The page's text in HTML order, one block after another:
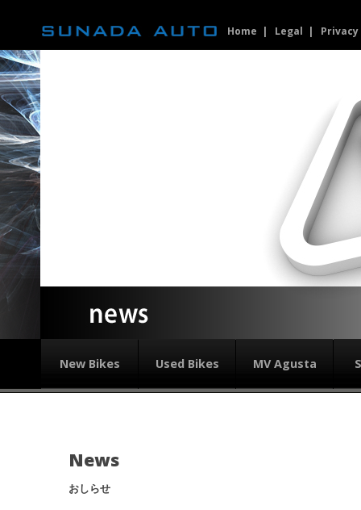
Home Legal
New Bikes Used Bikes MV Agusta
News
おしらせ